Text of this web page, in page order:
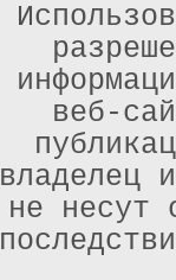
веб-
владелец
не несут